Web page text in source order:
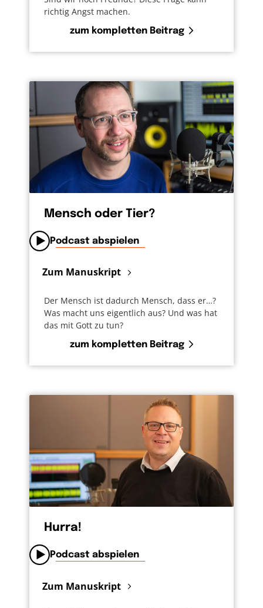
richtig Angst machen.
zum kompletten Beitrag
Mensch oder Tier?
Podcast abspielen
Zum Manuskript
Der Mensch ist dadurch Mensch, dass er…?
Was macht uns eigentlich aus? Und was hat
das mit Gott zu tun?
zum kompletten Beitrag
Hurra!
Podcast abspielen
Zum Manuskript